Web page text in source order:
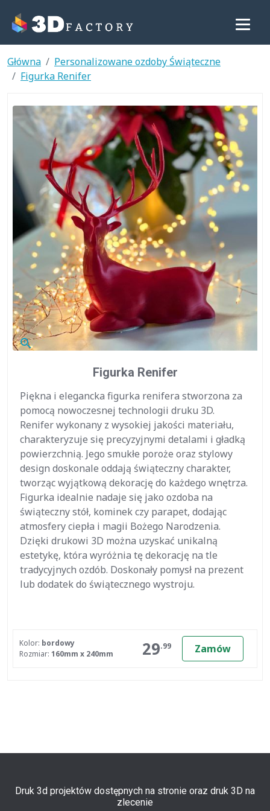
Główna
Personalizowane ozdoby Świąteczne
Figurka Renifer
zoom_in
Figurka Renifer
Piękna i elegancka figurka renifera stworzona za
pomocą nowoczesnej technologii druku 3D.
Renifer wykonany z wysokiej jakości materiału,
charakteryzuje się precyzyjnymi detalami i gładką
powierzchnią. Jego smukłe poroże oraz stylowy
design doskonale oddają świąteczny charakter,
tworząc wyjątkową dekorację do każdego wnętrza.
Figurka idealnie nadaje się jako ozdoba na
świąteczny stół, kominek czy parapet, dodając
atmosfery ciepła i magii Bożego Narodzenia.
Dzięki drukowi 3D można uzyskać unikalną
estetykę, która wyróżnia tę dekorację na tle
tradycyjnych ozdób. Doskonały pomysł na prezent
lub dodatek do świątecznego wystroju.
Kolor: bordowy
Rozmiar: 160mm x 240mm 29.99 Zamów
Druk 3d projektów dostępnych na stronie oraz druk 3D na
zlecenie